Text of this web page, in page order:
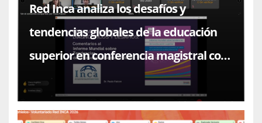
Red Inca analiza los desafíos y
tendencias globales de la educación
superior en conferencia magistral con
el Dr. Paulo Falcón